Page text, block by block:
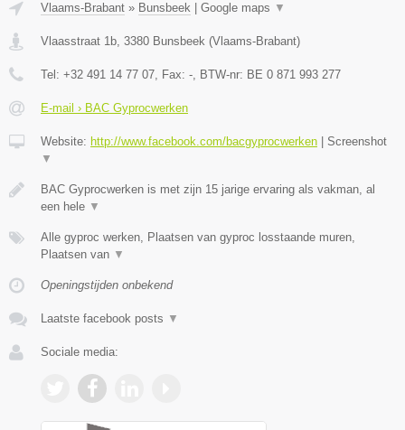
Vlaams-Brabant » Bunsbeek Google maps ▼
Vlaasstraat 1b, 3380 Bunsbeek (Vlaams-Brabant)
Tel: +32 491 14 77 07, Fax: -, BTW-nr: BE 0 871 993 277
E-mail › BAC Gyprocwerken
Website: http://www.facebook.com/bacgyprocwerken
Screenshot
▼
BAC Gyprocwerken is met zijn 15 jarige ervaring als vakman, al
een hele ▼
Alle gyproc werken, Plaatsen van gyproc losstaande muren,
Plaatsen van ▼
Openingstijden onbekend
Laatste facebook posts ▼
Sociale media: